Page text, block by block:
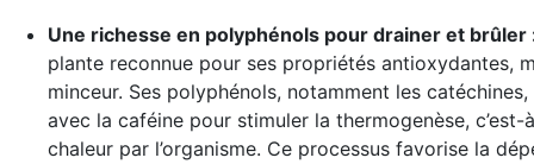
Une richesse en polyphénols pour drainer et brûler
plante reconnue pour ses propriétés antioxydantes,
minceur. Ses polyphénols, notamment les
avec la caféine pour stimuler la thermogenèse,
chaleur par l’organisme. Ce processus favorise la